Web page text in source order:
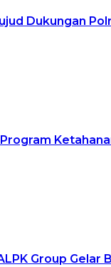
Dukungan
Group Gelar